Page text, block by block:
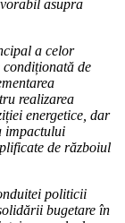
asupra
a celor
de
realizarea
energetice, dar
impactului
de războiul
politicii
bugetare în